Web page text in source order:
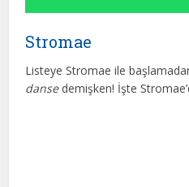
Stromae
Listeye Stromae ile
dansedemişken! İşte